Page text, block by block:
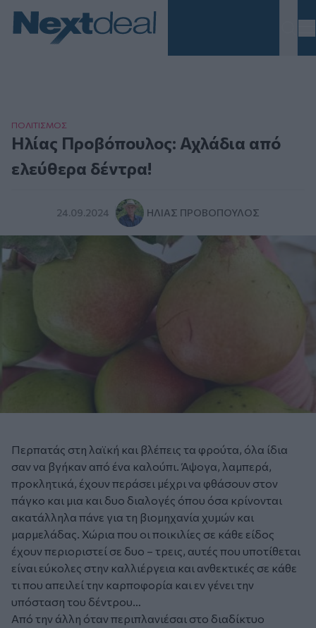
ΠΟΛΙΤΙΣΜΟΣ
Ηλίας Προβόπουλος: Αχλάδια από
ελεύθερα δέντρα!
24.09.2024 ΗΛΊΑΣ ΠΡΟΒΌΠΟΥΛΟΣ
Περπατάς στη λαϊκή και βλέπεις τα φρούτα, όλα ίδια
σαν να βγήκαν από ένα καλούπι. Άψογα, λαμπερά,
προκλητικά, έχουν περάσει μέχρι να φθάσουν στον
πάγκο και μια και δυο διαλογές όπου όσα κρίνονται
ακατάλληλα πάνε για τη βιομηχανία χυμών και
μαρμελάδας. Χώρια που οι ποικιλίες σε κάθε είδος
έχουν περιοριστεί σε δυο – τρεις, αυτές που υποτίθεται
είναι εύκολες στην καλλιέργεια και ανθεκτικές σε κάθε
τι που απειλεί την καρποφορία και εν γένει την
υπόσταση του δέντρου…
Από την άλλη όταν περιπλανιέσαι στο διαδίκτυο